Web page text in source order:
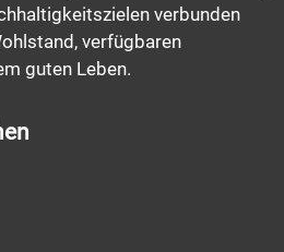
verbunden
verfügbaren
guten Leben.